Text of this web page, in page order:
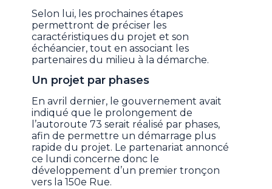
Selon lui, les prochaines étapes
permettront de préciser les
caractéristiques du projet et son
échéancier, tout en associant les
partenaires du milieu à la démarche.
Un projet par phases
En avril dernier, le gouvernement avait
indiqué que le prolongement de
l’autoroute 73 serait réalisé par phases,
afin de permettre un démarrage plus
rapide du projet. Le partenariat annoncé
ce lundi concerne donc le
développement d’un premier tronçon
vers la 150e Rue.